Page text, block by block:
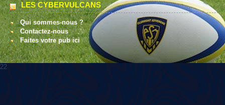
LES CYBERVULCANS
Qui sommes-nous ?
Contactez-nous
Faites votre pub ici
22